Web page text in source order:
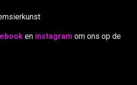
en instagram om ons op de